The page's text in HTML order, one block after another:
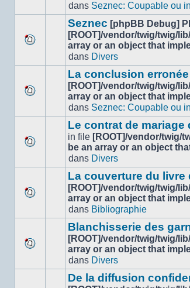
nouveau
message
dans Seznec: Coupable ou
nouveau
message
Seznec [phpBB Debug]
[ROOT]/vendor/twig/twig/
array or an object that
dans Divers
nouveau
message
La conclusion
[ROOT]/vendor/twig/twig/
array or an object that
dans Seznec: Coupable ou
nouveau
message
Le contrat de mariage
in file [ROOT]/vendor/twig/
be an array or an object
dans Divers
nouveau
message
La couverture du livre
[ROOT]/vendor/twig/twig/
array or an object that
dans Bibliographie
nouveau
message
Blanchisserie des
[ROOT]/vendor/twig/twig/
array or an object that
dans Divers
De la diffusion